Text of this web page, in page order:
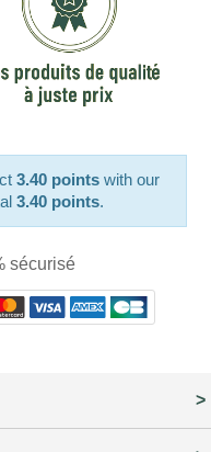
3.40 points with our
3.40 points.
sécurisé